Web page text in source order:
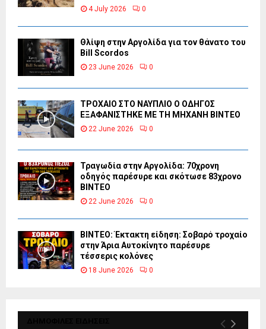
4 July 2026 0
Θλίψη στην Αργολίδα για τον θάνατο του
Bill Scordos
23 June 2026 0
ΤΡΟΧΑΙΟ ΣΤΟ ΝΑΥΠΛΙΟ Ο ΟΔΗΓΟΣ
ΕΞΑΦΑΝΙΣΤΗΚΕ ΜΕ ΤΗ ΜΗΧΑΝΗ ΒΙΝΤΕΟ
22 June 2026 0
Τραγωδία στην Αργολίδα: 70χρονη
οδηγός παρέσυρε και σκότωσε 83χρονο
ΒΙΝΤΕΟ
22 June 2026 0
ΒΙΝΤΕΟ: Έκτακτη είδηση: Σοβαρό τροχαίο
στην Άρια Αυτοκίνητο παρέσυρε
τέσσερις κολόνες
18 June 2026 0